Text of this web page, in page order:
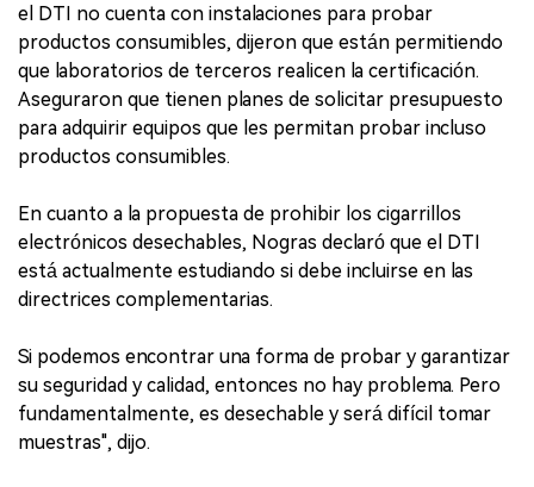
el DTI no cuenta con instalaciones para probar
productos consumibles, dijeron que están permitiendo
que laboratorios de terceros realicen la certificación.
Aseguraron que tienen planes de solicitar presupuesto
para adquirir equipos que les permitan probar incluso
productos consumibles.
En cuanto a la propuesta de prohibir los cigarrillos
electrónicos desechables, Nogras declaró que el DTI
está actualmente estudiando si debe incluirse en las
directrices complementarias.
Si podemos encontrar una forma de probar y garantizar
su seguridad y calidad, entonces no hay problema. Pero
fundamentalmente, es desechable y será difícil tomar
muestras", dijo.